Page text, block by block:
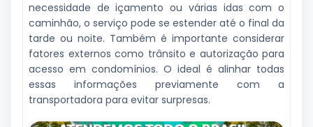
necessidade de içamento ou várias idas com o
caminhão, o serviço pode se estender até o final da
tarde ou noite. Também é importante considerar
fatores externos como trânsito e autorização para
acesso em condomínios. O ideal é alinhar todas
essas informações previamente com a
transportadora para evitar surpresas.